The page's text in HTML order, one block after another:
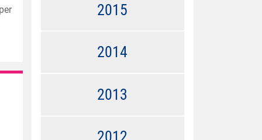
2015
2014
2013